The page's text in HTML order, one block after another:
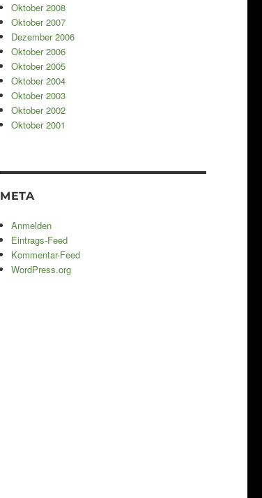
Oktober 2008
Oktober 2007
Dezember 2006
Oktober 2006
Oktober 2005
Oktober 2004
Oktober 2003
Oktober 2002
Oktober 2001
META
Anmelden
Eintrags-Feed
Kommentar-Feed
WordPress.org